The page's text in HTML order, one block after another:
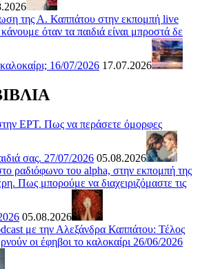
της Α. Καππάτου στην εκπομπή live
όταν τα παιδιά είναι μπροστά δε
16/07/2026 17.07.2026
ΕΡΤ. Πως να περάσετε όμορφες
σας. 27/07/2026 05.08.2026
ραδιόφωνο του alpha, στην εκπομπή της
Πως μπορούμε να διαχειριζόμαστε τις
05.08.2026
με την Αλεξάνδρα Καππάτου: Τέλος
οι έφηβοι το καλοκαίρι 26/06/2026